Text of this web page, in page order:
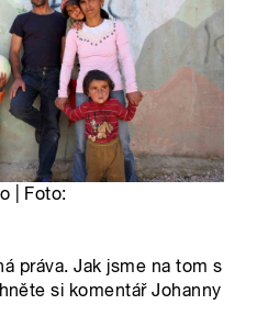
| Foto:
práva. Jak jsme na tom s
si komentář Johanny